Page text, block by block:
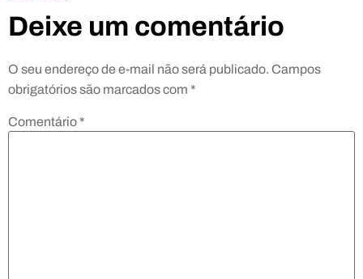
Deixe um comentário
O seu endereço de e-mail não será publicado. Campos
obrigatórios são marcados com *
Comentário *